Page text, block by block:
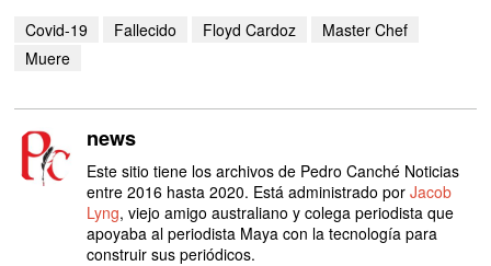
Covid-19 Fallecido Floyd Cardoz
Master Chef
Muere
news
Este sitio tiene los archivos de Pedro Canché Noticias
entre 2016 hasta 2020. Está administrado porJacob
Lyng, viejo amigo australiano y colega periodista que
apoyaba al periodista Maya con la tecnología para
construir sus periódicos.